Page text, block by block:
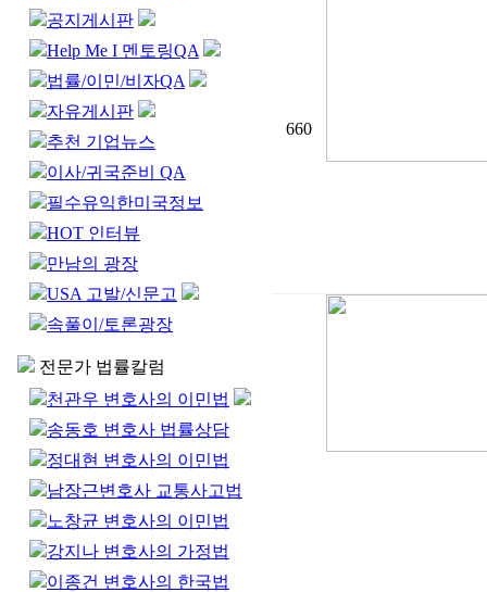
공지게시판
Help Me I 멘토링QA
법률/이민/비자QA
자유게시판
추천 기업뉴스
이사/귀국준비 QA
필수유익한미국정보
HOT 인터뷰
만남의 광장
USA 고발/신문고
속풀이/토론광장
전문가 법률칼럼
천관우 변호사의 이민법
송동호 변호사 법률상담
정대현 변호사의 이민법
남장근변호사 교통사고법
노창균 변호사의 이민법
강지나 변호사의 가정법
이종건 변호사의 한국법
660